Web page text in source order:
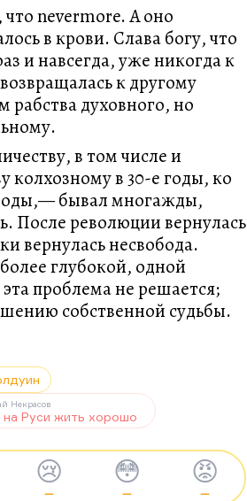
что nevermore. А оно
в крови. Слава богу, что
и навсегда, уже никогда к
к другому
рабства духовного, но
в том числе и
колхозному в 30-е годы, ко
бывал многажды,
После революции вернулась
вернулась несвобода.
глубокой, одной
проблема не решается;
собственной судьбы.
Некрасов
на Руси жить хорошо
😢
—
😳
—
😡
—